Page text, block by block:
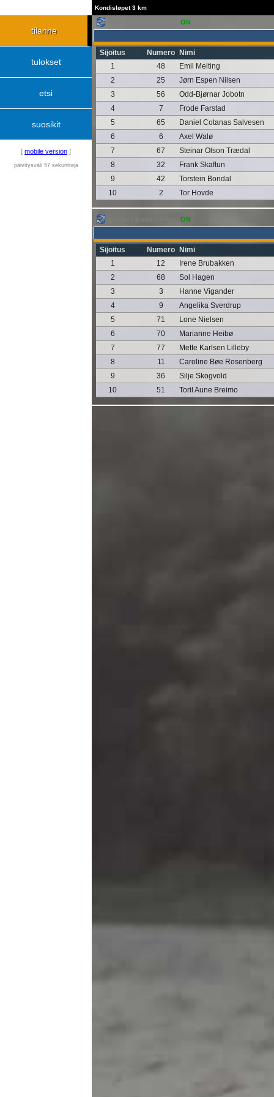
Kondisløpet 3 km
tilanne
tulokset
etsi
suosikit
[ mobile version ]
päivitysväli 57 sekuntteja
ON
Sijoitus Numero
Nimi
1
48
Emil Melting
2
25
Jørn Espen Nilsen
3
56
Odd-Bjørnar Jobotn
4
7
Frode Farstad
5
65
Daniel Cotanas Salvesen
6
6
Axel Walø
7
67
Steinar Olson Trædal
8
32
Frank Skaftun
9
42
Torstein Bondal
10
2 Tor Hovde
ON
Sijoitus Numero
Nimi
1
12
Irene Brubakken
2
68
Sol Hagen
3
3
Hanne Vigander
4
9
Angelika Sverdrup
5
71
Lone Nielsen
6
70
Marianne Heibø
7
77
Mette Karlsen Lilleby
8
11
Caroline Bøe Rosenberg
9
36
Silje Skogvold
10
51 Toril Aune Breimo